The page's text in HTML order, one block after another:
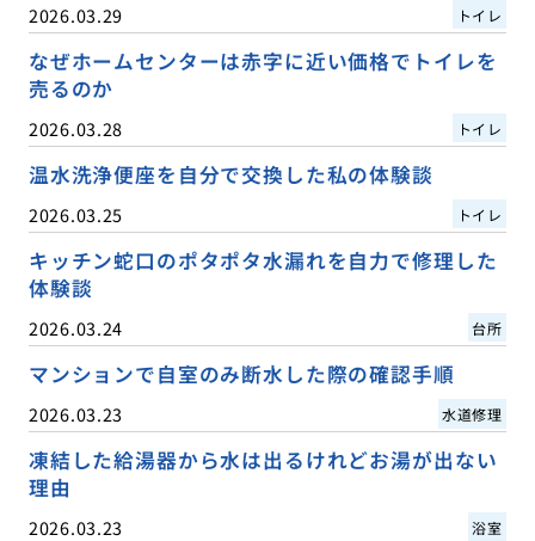
2026.03.29 トイレ
なぜホームセンターは赤字に近い価格でトイレを
売るのか
2026.03.28 トイレ
温水洗浄便座を自分で交換した私の体験談
2026.03.25 トイレ
キッチン蛇口のポタポタ水漏れを自力で修理した
体験談
2026.03.24 台所
マンションで自室のみ断水した際の確認手順
2026.03.23 水道修理
凍結した給湯器から水は出るけれどお湯が出ない
理由
2026.03.23 浴室